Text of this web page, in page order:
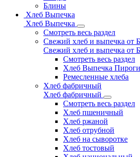
Блины
Хлеб Выпечка
Хлеб Выпечка
Смотреть весь раздел
Свежий хлеб и выпечка от
Свежий хлеб и выпечка от
Смотреть весь раздел
Хлеб Выпечка Пироги
Ремесленные хлеба
Хлеб фабричный
Хлеб фабричный
Смотреть весь раздел
Хлеб пшеничный
Хлеб ржаной
Хлеб отрубной
Хлеб на сыворотке
Хлеб тостовый